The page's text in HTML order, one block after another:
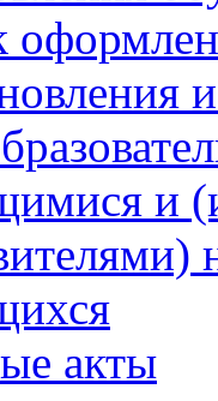
и
акты